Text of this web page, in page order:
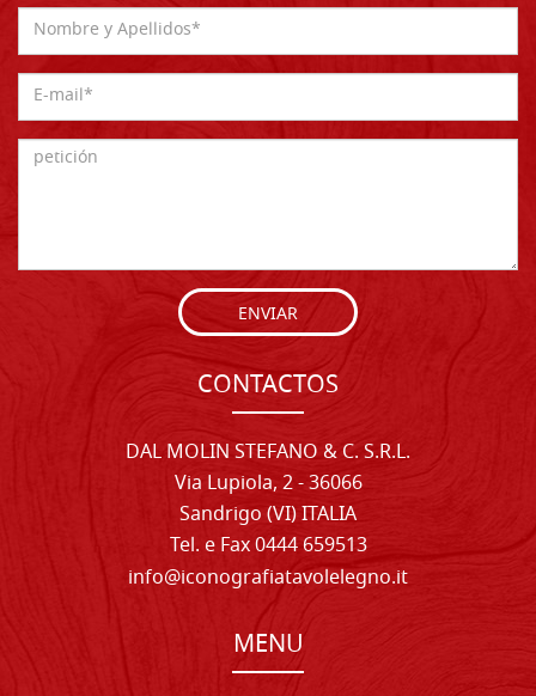
ENVIAR
CONTACTOS
DAL MOLIN STEFANO & C. S.R.L.
Via Lupiola, 2 - 36066
Sandrigo (VI) ITALIA
Tel. e Fax 0444 659513
info@iconografiatavolelegno.it
MENU